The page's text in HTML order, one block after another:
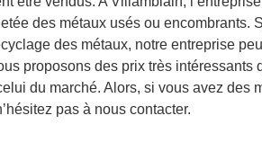
des métaux usés ou encombrants.
des métaux, notre entreprise
proposons des prix très intéressants
du marché. Alors, si vous avez des
pas à nous contacter.